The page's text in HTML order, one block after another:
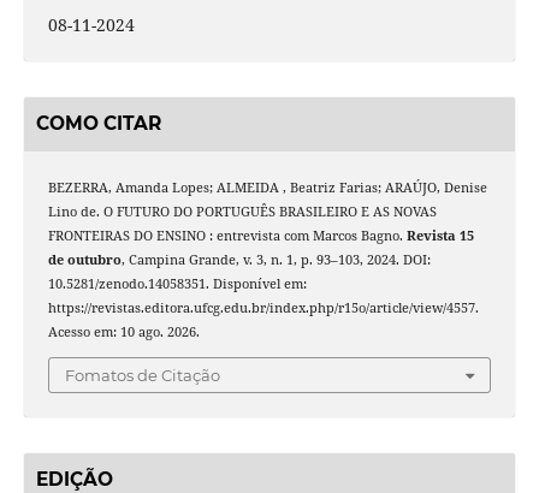
08-11-2024
COMO CITAR
BEZERRA, Amanda Lopes; ALMEIDA , Beatriz Farias; ARAÚJO, Denise
Lino de. O FUTURO DO PORTUGUÊS BRASILEIRO E AS NOVAS
FRONTEIRAS DO ENSINO : entrevista com Marcos Bagno. Revista 15
de outubro, Campina Grande, v. 3, n. 1, p. 93–103, 2024. DOI:
10.5281/zenodo.14058351. Disponível em:
https://revistas.editora.ufcg.edu.br/index.php/r15o/article/view/4557.
Acesso em: 10 ago. 2026.
Fomatos de Citação
EDIÇÃO